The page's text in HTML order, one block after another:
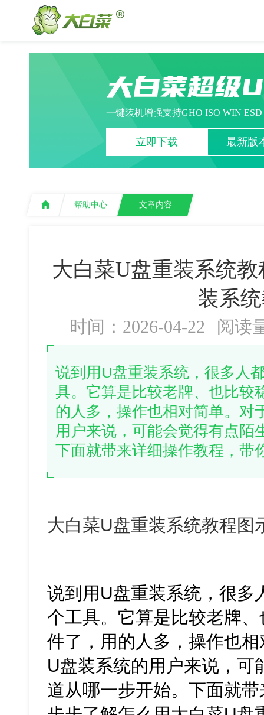
大白菜超级
一键装机增强支持GHO ISO WIN
立即下载 最新版
帮助中心 文章内容
大白菜U盘重装系统
装系
时间：2026-04-22 阅读
说到用U盘重装系统，很多人
具。它算是比较老牌、也比较
的人多，操作也相对简单。对
用户来说，可能会觉得有点陌
下面就带来详细操作教程，带
大白菜U盘重装系统教程图
说到用U盘重装系统，很多
个工具。它算是比较老牌
件了，用的人多，操作也
U盘装系统的用户来说，可
道从哪一步开始。下面就